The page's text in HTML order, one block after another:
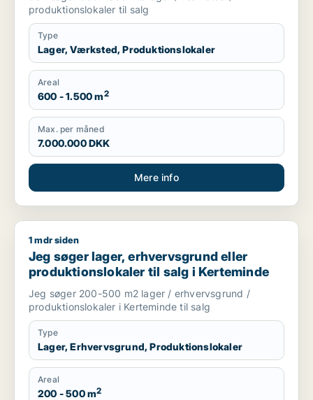
produktionslokaler til salg
Type
Lager, Værksted, Produktionslokaler
Areal
600 - 1.500 m2
Max. per måned
7.000.000 DKK
Mere info
Jeg søger lager, erhvervsgrund eller produktionslokaler til
1 mdr siden
Jeg søger lager, erhvervsgrund eller
produktionslokaler til salg i Kerteminde
Jeg søger 200-500 m2 lager / erhvervsgrund /
produktionslokaler i Kerteminde til salg
Type
Lager, Erhvervsgrund, Produktionslokaler
Areal
200 - 500 m2